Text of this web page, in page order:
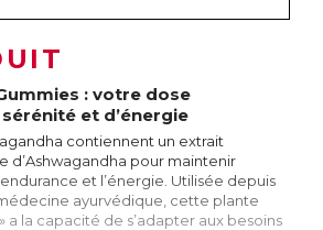
: votre dose
et d’énergie
contiennent un extrait
d’Ashwagandha pour maintenir
et l’énergie. Utilisée depuis
ayurvédique, cette plante
a la capacité de s’adapter aux besoins